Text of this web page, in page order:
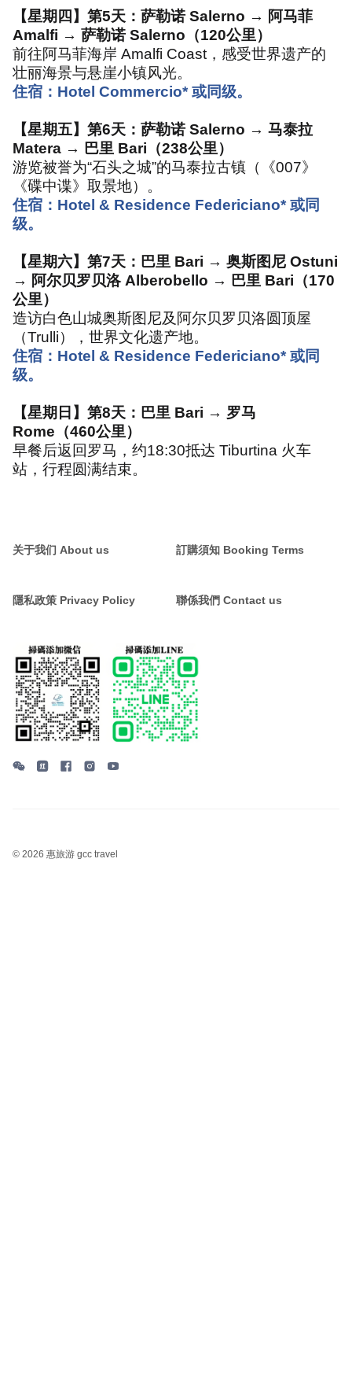
【星期四】第5天：萨勒诺 Salerno → 阿马菲
Amalfi → 萨勒诺 Salerno （120公里）
前往阿马菲海岸 Amalfi Coast ，感受世界遗产的
壮丽海景与悬崖小镇风光。
住宿： Hotel Commercio*或同级。
【星期五】第6天：萨勒诺 Salerno → 马泰拉
Matera → 巴里 Bari （238公里）
游览被誉为“石头之城”的马泰拉古镇（《007》
《碟中谍》取景地）。
住宿： Hotel & Residence Federiciano*或同
级。
【星期六】第7天：巴里 Bari → 奥斯图尼 Ostuni
→ 阿尔贝罗贝洛Alberobello → 巴里 Bari （170
公里）
造访白色山城奥斯图尼及阿尔贝罗贝洛圆顶屋
（Trulli），世界文化遗产地。
住宿： Hotel & Residence Federiciano*或同
级。
【星期日】第8天：巴里 Bari → 罗马
Rome （460公里）
早餐后返回罗马，约18:30抵达 Tiburtina 火车
站，行程圆满结束。
关于我们 About us 訂購須知 Booking Terms
隱私政策 Privacy Policy 聯係我們 Contact us
© 2026 惠旅游 gcc travel